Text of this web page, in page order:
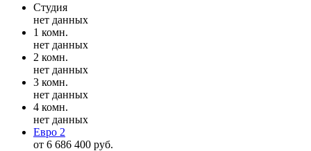
Студия
нет данных
1 комн.
нет данных
2 комн.
нет данных
3 комн.
нет данных
4 комн.
нет данных
Евро 2
от 6 686 400 руб.